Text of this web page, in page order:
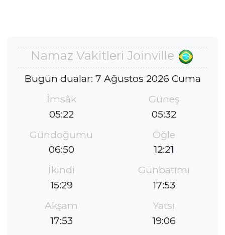
Namaz Vakitleri Joinville
Bugün dualar: 7 Ağustos 2026 Cuma
İmsâk
05:22
Güneş
05:32
Gündoğumu
06:50
Öğle
12:21
İkindi
15:29
Günbatımı
17:53
Akşam
17:53
Yatsı
19:06